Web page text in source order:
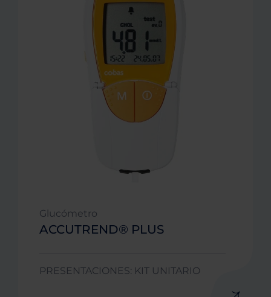
Glucómetro
ACCUTREND® PLUS
PRESENTACIONES: KIT UNITARIO